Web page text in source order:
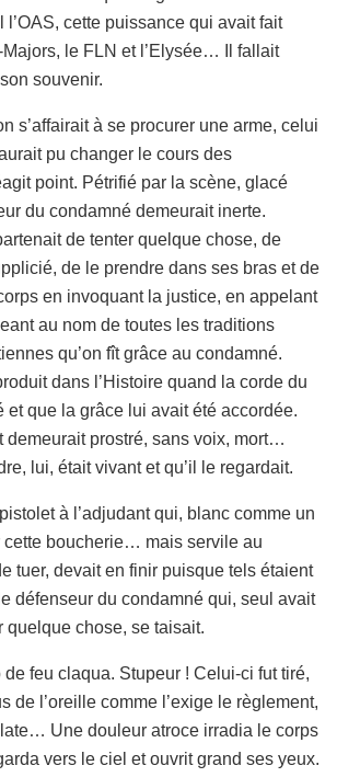
l’OAS, cette puissance qui avait fait
le FLN et l’Elysée… Il fallait
souvenir.
s’affairait à se procurer une arme, celui
pu changer le cours des
point. Pétrifié par la scène, glacé
du condamné demeurait inerte.
de tenter quelque chose, de
de le prendre dans ses bras et de
en invoquant la justice, en appelant
au nom de toutes les traditions
qu’on fît grâce au condamné.
dans l’Histoire quand la corde du
et que la grâce lui avait été accordée.
demeurait prostré, sans voix, mort…
lui, était vivant et qu’il le regardait.
à l’adjudant qui, blanc comme un
cette boucherie… mais servile au
tuer, devait en finir puisque tels étaient
défenseur du condamné qui, seul avait
quelque chose, se taisait.
feu claqua. Stupeur ! Celui-ci fut tiré,
de l’oreille comme l’exige le règlement,
Une douleur atroce irradia le corps
vers le ciel et ouvrit grand ses yeux.